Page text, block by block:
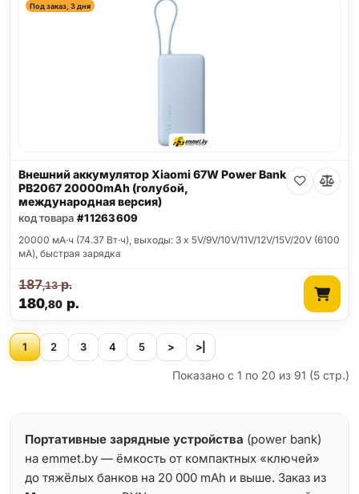
Под заказ, 3 дня
Внешний аккумулятор Xiaomi 67W Power Bank
PB2067 20000mAh (голубой,
международная версия)
код товара #11263609
20000 мА·ч (74.37 Вт·ч), выходы: 3 x 5V/9V/10V/11V/12V/15V/20V (6100
мА), быстрая зарядка
180,80р.
187,13р.
1 2 3 4 5 > >|
Показано с 1 по 20 из 91 (5 стр.)
Портативные зарядные устройства (power bank)
на emmet.by — ёмкость от компактных «ключей»
до тяжёлых банков на 20 000 mAh и выше. Заказ из